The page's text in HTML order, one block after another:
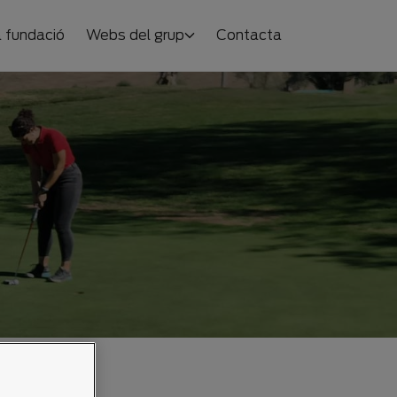
fundació Webs del grup Contacta